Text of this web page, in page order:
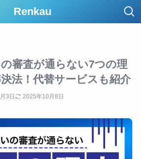
Renkau
審査が通らない7つの理
法！代替サービスも紹介
3日 2025年10月8日